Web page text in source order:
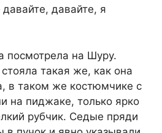
давайте, я
посмотрела на Шуру.
такая же, как она
в таком же костюмчике с
на пиджаке, только ярко
рубчик. Седые пряди